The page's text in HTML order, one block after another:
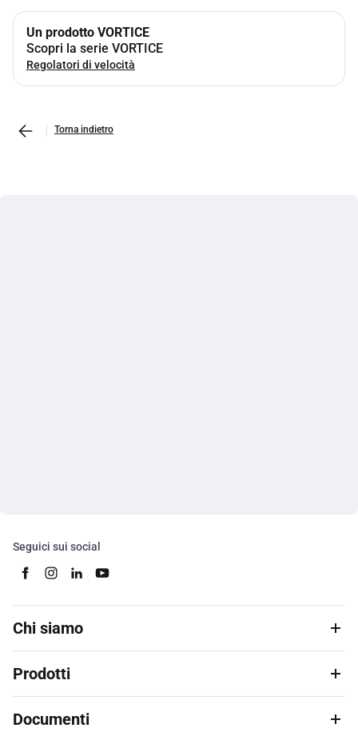
Un prodotto VORTICE
Scopri la serie VORTICE
Regolatori di velocità
Torna indietro
Seguici sui social
Chi siamo
Prodotti
Documenti